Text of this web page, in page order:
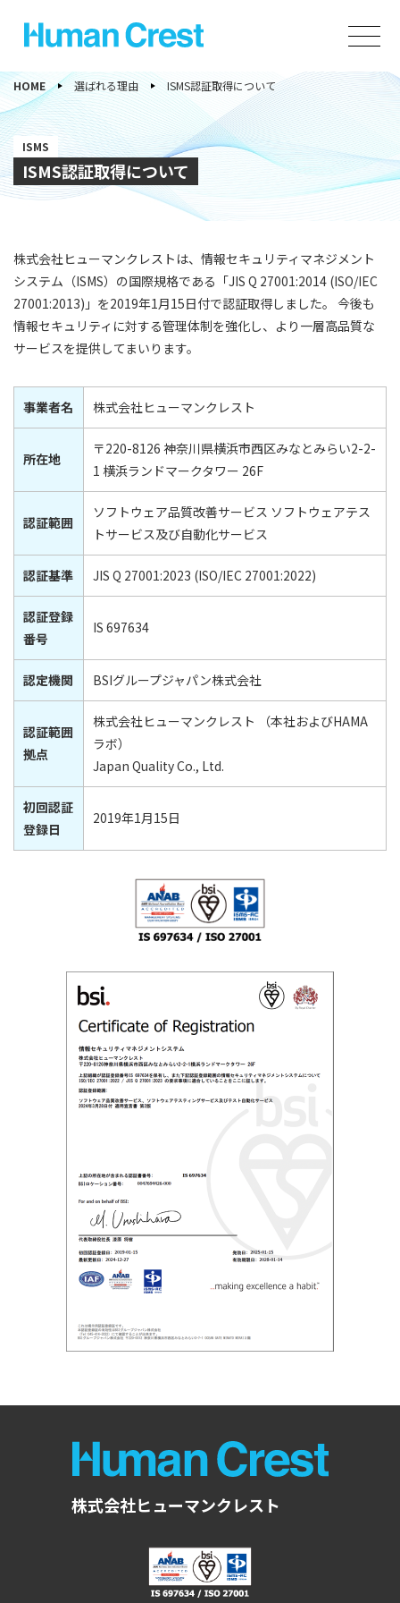
HOME 選ばれる理由 ISMS認証取得について
ISMS
ISMS認証取得について
株式会社ヒューマンクレストは、情報セキュリティマネジメント
システム（ISMS）の国際規格である「JIS Q 27001:2014 (ISO/IEC
27001:2013)」を2019年1月15日付で認証取得しました。 今後も
情報セキュリティに対する管理体制を強化し、より一層高品質な
サービスを提供してまいります。
事業者名 株式会社ヒューマンクレスト
所在地
〒220-8126 神奈川県横浜市西区みなとみらい2-2-
1 横浜ランドマークタワー 26F
認証範囲
ソフトウェア品質改善サービス ソフトウェアテス
トサービス及び自動化サービス
認証基準 JIS Q 27001:2023 (ISO/IEC 27001:2022)
認証登録
番号
IS 697634
認定機関 BSIグループジャパン株式会社
認証範囲
拠点
株式会社ヒューマンクレスト （本社およびHAMA
ラボ）
Japan Quality Co., Ltd.
初回認証
登録日
2019年1月15日
株式会社ヒューマンクレスト